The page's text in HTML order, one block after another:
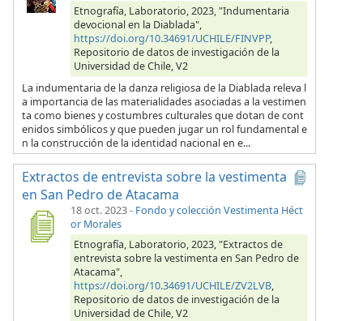
Etnografía, Laboratorio, 2023, "Indumentaria
devocional en la Diablada",
https://doi.org/10.34691/UCHILE/FINVPP,
Repositorio de datos de investigación de la
Universidad de Chile, V2
La indumentaria de la danza religiosa de la Diablada releva l
a importancia de las materialidades asociadas a la vestimen
ta como bienes y costumbres culturales que dotan de cont
enidos simbólicos y que pueden jugar un rol fundamental e
n la construcción de la identidad nacional en e...
Extractos de entrevista sobre la vestimenta
en San Pedro de Atacama
18 oct. 2023- Fondo y colección Vestimenta Héct
or Morales
Etnografía, Laboratorio, 2023, "Extractos de
entrevista sobre la vestimenta en San Pedro de
Atacama",
https://doi.org/10.34691/UCHILE/ZV2LVB,
Repositorio de datos de investigación de la
Universidad de Chile, V2